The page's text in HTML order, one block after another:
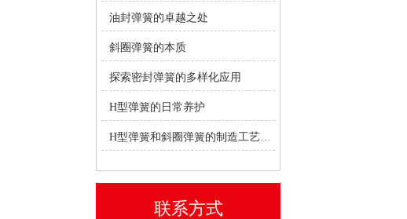
油封弹簧的卓越之处
斜圈弹簧的本质
探索密封弹簧的多样化应用
H型弹簧的日常养护
H型弹簧和斜圈弹簧的制造工艺有何不同？
联系方式